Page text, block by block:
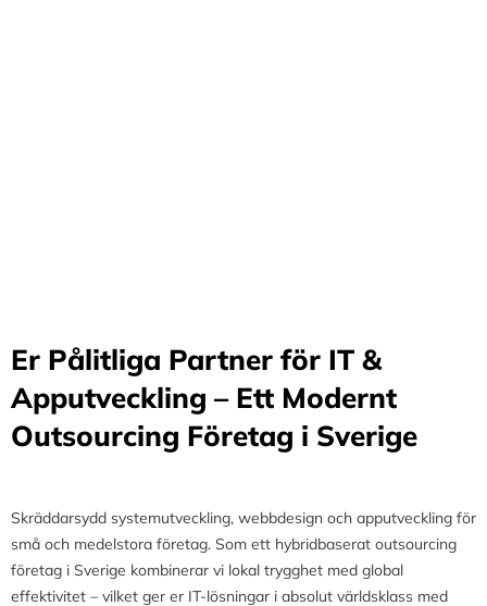
Er Pålitliga Partner för IT &
Apputveckling – Ett Modernt
Outsourcing Företag i Sverige
Skräddarsydd systemutveckling, webbdesign och apputveckling för
små och medelstora företag. Som ett hybridbaserat outsourcing
företag i Sverige kombinerar vi lokal trygghet med global
effektivitet – vilket ger er IT-lösningar i absolut världsklass med